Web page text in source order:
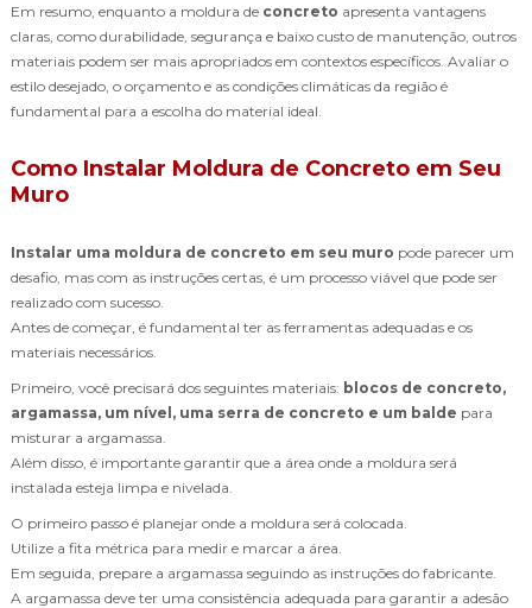
Em resumo, enquanto a moldura de concreto apresenta vantagens
claras, como durabilidade, segurança e baixo custo de manutenção, outros
materiais podem ser mais apropriados em contextos específicos. Avaliar o
estilo desejado, o orçamento e as condições climáticas da região é
fundamental para a escolha do material ideal.
Como Instalar Moldura de Concreto em Seu
Muro
Instalar uma moldura de concreto em seu muro pode parecer um
desafio, mas com as instruções certas, é um processo viável que pode ser
realizado com sucesso.
Antes de começar, é fundamental ter as ferramentas adequadas e os
materiais necessários.
Primeiro, você precisará dos seguintes materiais: blocos de concreto,
argamassa, um nível, uma serra de concreto e um balde para
misturar a argamassa.
Além disso, é importante garantir que a área onde a moldura será
instalada esteja limpa e nivelada.
O primeiro passo é planejar onde a moldura será colocada.
Utilize a fita métrica para medir e marcar a área.
Em seguida, prepare a argamassa seguindo as instruções do fabricante.
A argamassa deve ter uma consistência adequada para garantir a adesão